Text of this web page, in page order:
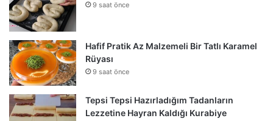
9 saat önce
Hafif Pratik Az Malzemeli Bir Tatlı Karamel
Rüyası
9 saat önce
Tepsi Tepsi Hazırladığım Tadanların
Lezzetine Hayran Kaldığı Kurabiye